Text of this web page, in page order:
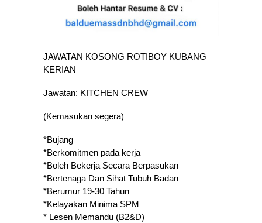
JAWATAN KOSONG ROTIBOY KUBANG
KERIAN
Jawatan: KITCHEN CREW
(Kemasukan segera)
*Bujang
*Berkomitmen pada kerja
* Boleh Bekerja Secara Berpasukan
* Bertenaga Dan Sihat Tubuh Badan
* Berumur 19-30 Tahun
* Kelayakan Minima SPM
* Lesen Memandu (B2&D)